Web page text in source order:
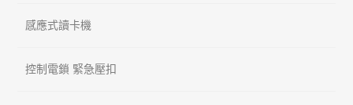
感應式讀卡機
控制電鎖 緊急壓扣